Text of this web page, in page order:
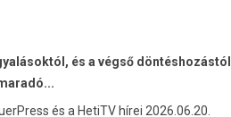
és a végső döntéshozástól
és a HetiTV hírei 2026.06.20.